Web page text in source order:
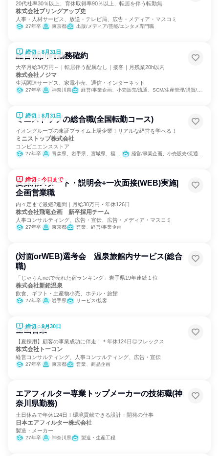
20代社率30％以上、育休取得率90％以上、転居を伴う転勤無
株式会社ブリングアップ史
人事・人材サービス、放送・テレビ局、広告・メディア・マスコミ
27年卒 東京都 出版/メディア/芸能/エンタメ専門職
締切：8月31日
総合職|川崎勤務確約
大卒月給34万円～｜転居伴う配属なし｜接客｜月残業20h以内
株式会社ノジマ
生活関連サービス、家電小売、通信・インターネット
27年卒 神奈川県 経営/事業企画、小売販売/流通、SCM/生産管理/購買/物流
締切：8月31日
ミニストップの総合職(全国転勤コース)
イオングループの東証プライム上場企業！リアルな経営を学べる！
ミニストップ株式会社
コンビニエンスストア
27年卒 青森県、岩手県、宮城県、福島県、茨城県、栃木県、群馬県、埼玉県、千葉県、東京都、神奈川県、福井県、岐阜県、静岡県、愛知県、三重県、滋賀県、京都府、大阪府、兵庫県、奈良県、徳島県、香川県、愛媛県、福岡県、佐賀県、大分県 経営/事業企画、小売販売/流通、人事、営業、商品企画、マーケティング・広告・宣伝
締切：今日まで
夏採用スタート・説明会+一次面接(WEB)実施|
企画営業職
内々定まで最短2週間｜月給30万円・年休126日
株式会社飛竜企画 新卒採用チーム
人事コンサルティング、広告・宣伝、広告・メディア・マスコミ
27年卒 東京都 営業、経営/事業企画
(対面orWEB)選考会 温泉旅館内サービス(総合
職)
「じゃらんnetで売れた宿ランキング」岩手県19年連続１位
株式会社新鉛温泉
飲食、ギフト・土産物小売、ホテル・旅館
27年卒 岩手県 サービス/接客
締切：9月30日
企画営業
【夏採用】顧客の事業成功に伴走！＊年休124日◎フレックス
株式会社トーコン
経営コンサルティング、人事コンサルティング、広告・宣伝
27年卒 東京都 営業、商品企画
エアフィルター専業トップメーカーの技術職(神
奈川県勤務)
土日休みで年休124日！環境貢献できる設計・開発の仕事
日本エアフィルター株式会社
製造・メーカー
27年卒 神奈川県 製造・生産工程